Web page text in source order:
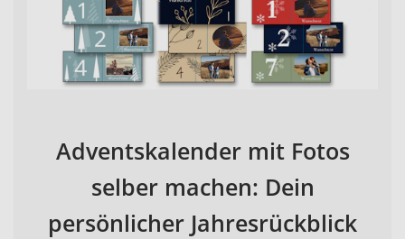
Adventskalender mit Fotos
selber machen: Dein
persönlicher Jahresrückblick